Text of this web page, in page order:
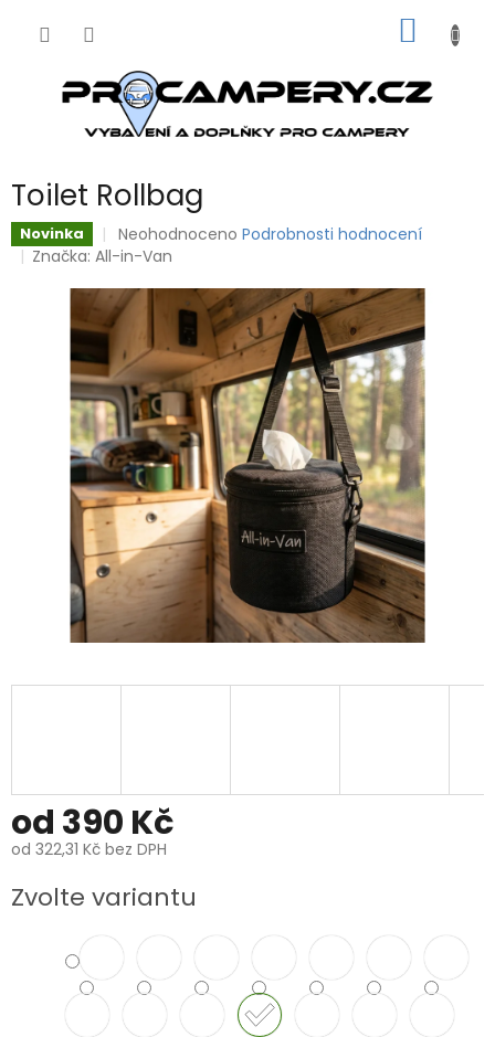
KOŠÍK
Toilet Rollbag
Novinka
Průměrné
hodnocení
je
0,0
5
hvězdiček.
Neohodnoceno Podrobnosti hodnocení
Značka:All-in-Van
od 390 Kč
od 322,31 Kč bez DPH
cena:
Zvolte variantu